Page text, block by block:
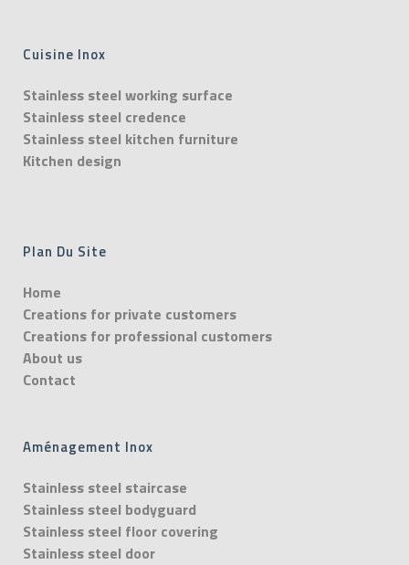
Cuisine Inox
Stainless steel working surface
Stainless steel credence
Stainless steel kitchen furniture
Kitchen design
Plan Du Site
Home
Creations for private customers
Creations for professional customers
About us
Contact
Aménagement Inox
Stainless steel staircase
Stainless steel bodyguard
Stainless steel floor covering
Stainless steel door